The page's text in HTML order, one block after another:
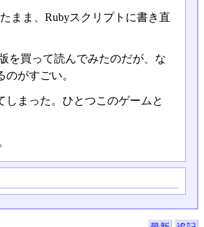
まま、Rubyスクリプトに書き直
を買って読んでみたのだが、な
がすごい。
まった。ひとつこのゲームと